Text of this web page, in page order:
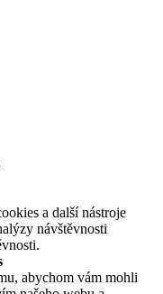
a další nástroje
návštěvnosti
abychom vám mohli